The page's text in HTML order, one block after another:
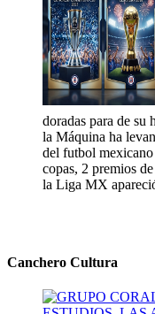
doradas para de su
la Máquina ha
del futbol
copas, 2 premios
la Liga MX
Canchero Cultura